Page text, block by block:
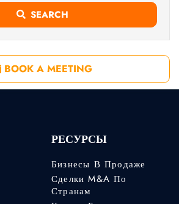
SEARCH
BOOK A MEETING
РЕСУРСЫ
Бизнесы В Продаже
Сделки M&A По
Странам